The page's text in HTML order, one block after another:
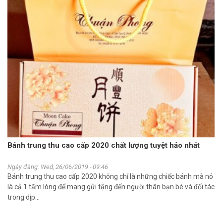
Bánh trung thu cao cấp 2020 chất lượng tuyệt hảo nhất
Ngày đăng: Wed, 26/06/2019 - 09:46
Bánh trung thu cao cấp 2020 không chỉ là những chiếc bánh mà nó
là cả 1 tấm lòng để mang gửi tặng đến người thân bạn bè và đối tác
trong dịp...